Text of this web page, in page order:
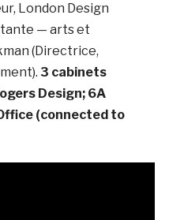
London Design
— arts et
(Directrice,
3 cabinets
Design; 6A
(connected to